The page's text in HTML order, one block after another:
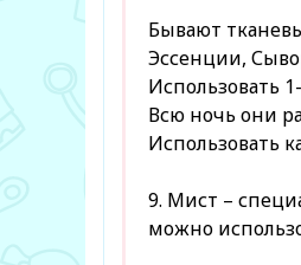
Бывают
Эссенции,
Использовать
Всю ночь они
Использовать
9. Мист –
можно